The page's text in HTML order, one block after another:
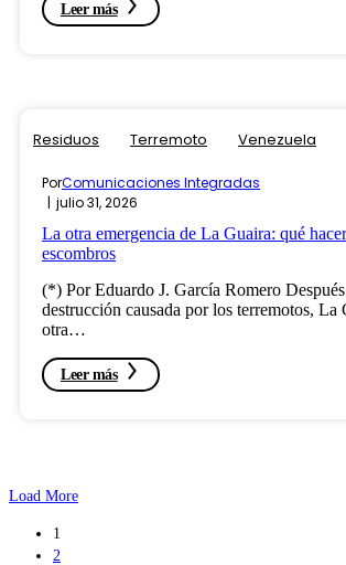
Leer más
Residuos Terremoto Venezuela
PorComunicaciones Integradas
julio 31, 2026
La otra emergencia de La Guaira: qué
escombros
(*) Por Eduardo J. García Romero
destrucción causada por los terremotos, La
otra…
Leer más
Load More
1
2